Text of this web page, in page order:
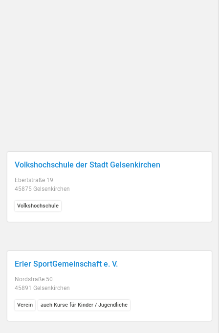
Volkshochschule der Stadt Gelsenkirchen
Ebertstraße 19
45875 Gelsenkirchen
Volkshochschule
Erler SportGemeinschaft e. V.
Nordstraße 50
45891 Gelsenkirchen
Verein auch Kurse für Kinder / Jugendliche